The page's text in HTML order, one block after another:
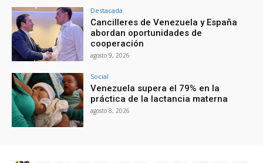
Destacada
Cancilleres de Venezuela y España
abordan oportunidades de
cooperación
agosto 9, 2026
Social
Venezuela supera el 79% en la
práctica de la lactancia materna
agosto 8, 2026